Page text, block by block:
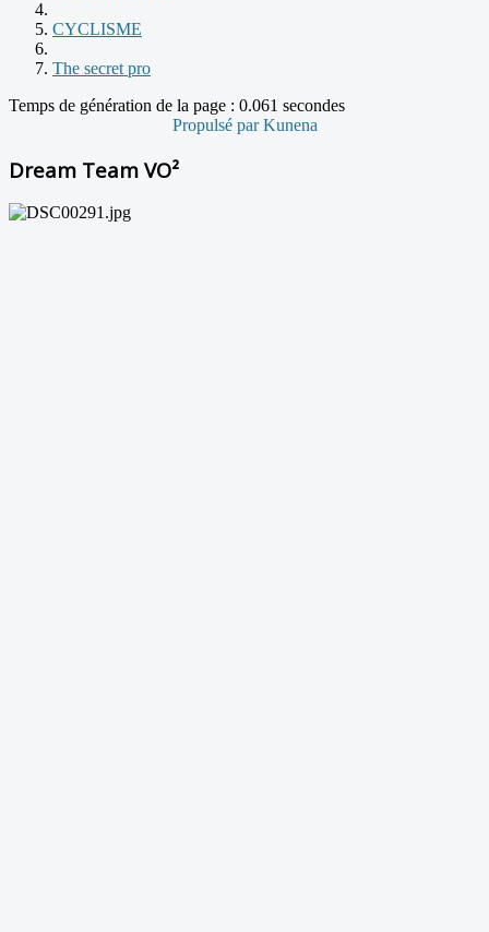
CYCLISME
The secret pro
Temps de génération de la page : 0.061 secondes
Propulsé parKunena
Dream Team VO²